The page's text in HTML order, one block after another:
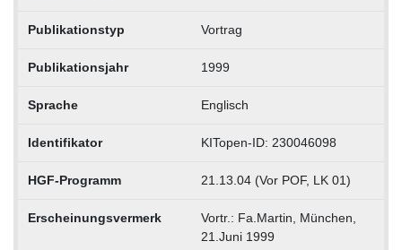
Publikationstyp Vortrag
Publikationsjahr 1999
Sprache Englisch
Identifikator KITopen-ID: 230046098
HGF-Programm 21.13.04 (Vor POF, LK 01)
Erscheinungsvermerk
Vortr.: Fa.Martin, München,
21.Juni 1999